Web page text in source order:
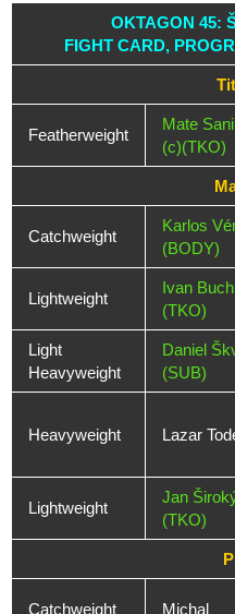
OKTAGON 45:
FIGHT CARD,
Featherweight
Mate
(c)(TKO)
Catchweight
Karlos
(BODY)
Lightweight
Ivan
(TKO)
Light
Heavyweight
Daniel
(SUB)
Heavyweight Lazar
Lightweight
Jan
(TKO)
Catchweight Michal